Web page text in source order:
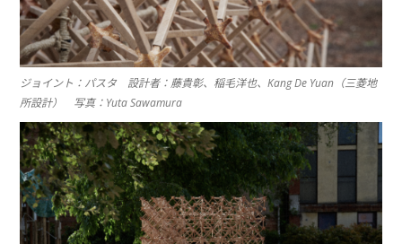
ジョイント：パスタ 設計者：藤貴彰、稲毛洋也、Kang De Yuan（三菱地
所設計） 写真：Yuta Sawamura